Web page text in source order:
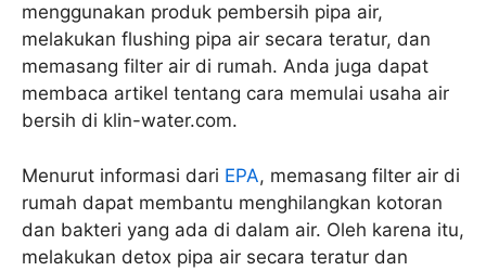
menggunakan produk pembersih pipa air,
melakukan flushing pipa air secara teratur, dan
memasang filter air di rumah. Anda juga dapat
membaca artikel tentang cara memulai usaha air
bersih di klin-water.com.
Menurut informasi dari EPA, memasang filter air di
rumah dapat membantu menghilangkan kotoran
dan bakteri yang ada di dalam air. Oleh karena itu,
melakukan detox pipa air secara teratur dan